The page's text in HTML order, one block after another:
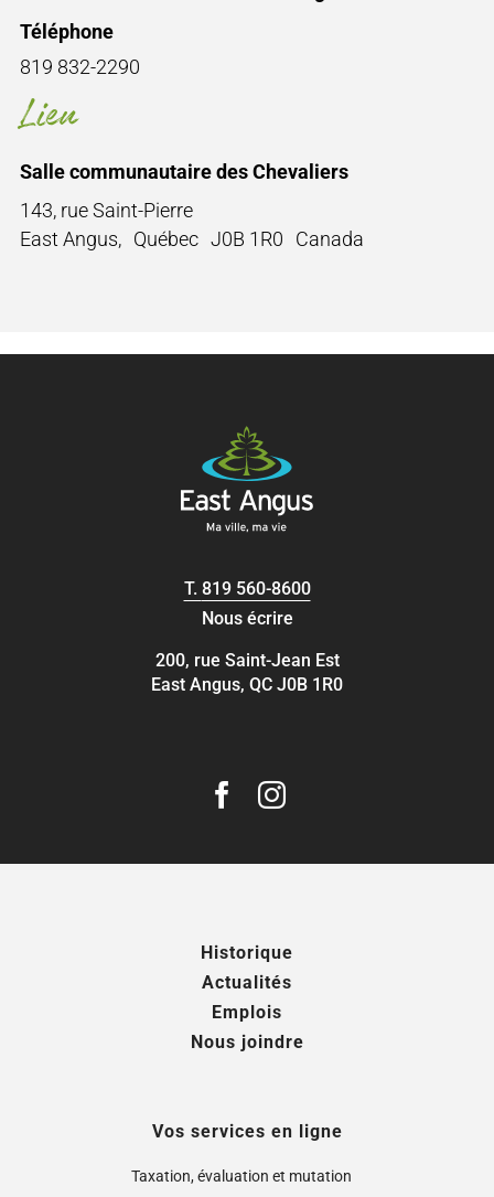
Lieu
Salle communautaire des Chevaliers
143, rue Saint-Pierre
East Angus, Québec J0B 1R0 Canada
Téléphone
819 832-2290
T. 819 560-8600
Nous écrire
200, rue Saint-Jean Est
East Angus, QC J0B 1R0
Historique
Actualités
Emplois
Nous joindre
Vos services en ligne
Taxation, évaluation et mutation